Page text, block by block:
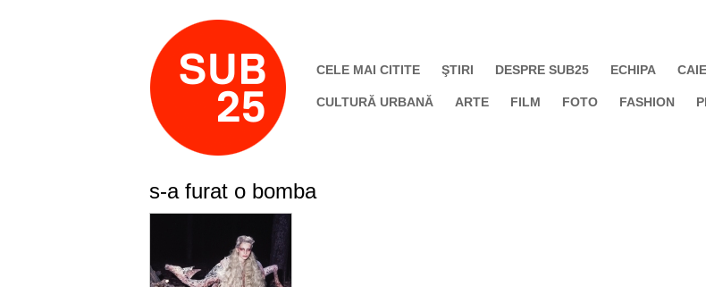
CELE MAI CITITE ŞTIRI DESPRE SUB25 ECHIPA
CULTURĂ URBANĂ ARTE FILM FOTO FASHION
s-a furat o bomba